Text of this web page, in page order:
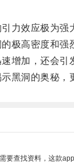
效应极为强
高密度和强
加，还会引
洞的奥秘，
查找资料，这款